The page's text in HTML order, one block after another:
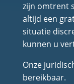
zijn omtrent
altijd een
situatie
kunnen u
Onze
bereikbaar.